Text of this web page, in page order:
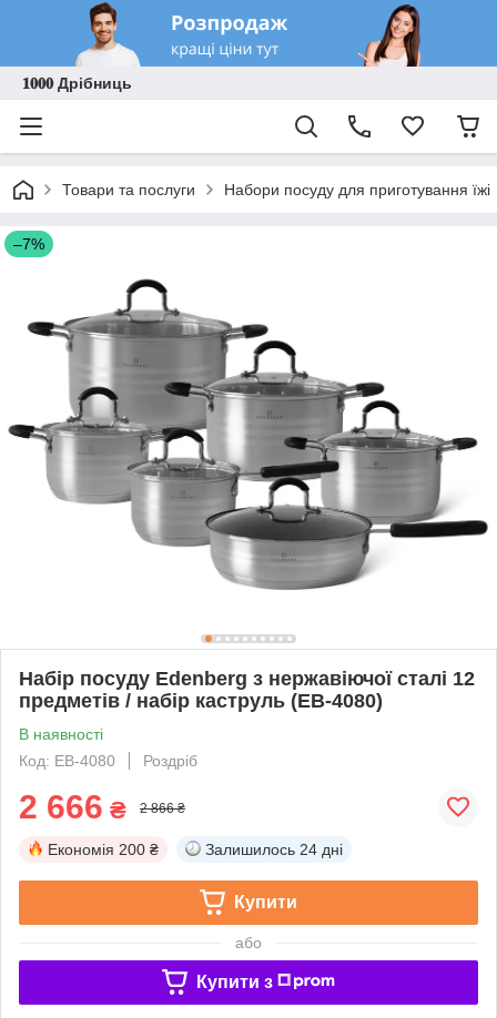
𝟏𝟎𝟎𝟎 Дрібниць
Товари та послуги Набори посуду для приготування їжі
–7%
Набір посуду Edenberg з нержавіючої сталі 12
предметів / набір каструль (EB-4080)
В наявності
Код: EB-4080
Роздріб
2 666 ₴ 2 866 ₴
Економія 200 ₴ Залишилось 24 дні
Купити
або
Купити з